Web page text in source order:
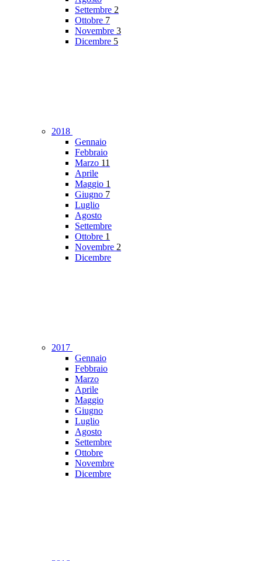
Settembre 2
Ottobre 7
Novembre 3
Dicembre 5
2018
Gennaio
Febbraio
Marzo 11
Aprile
Maggio 1
Giugno 7
Luglio
Agosto
Settembre
Ottobre 1
Novembre 2
Dicembre
2017
Gennaio
Febbraio
Marzo
Aprile
Maggio
Giugno
Luglio
Agosto
Settembre
Ottobre
Novembre
Dicembre